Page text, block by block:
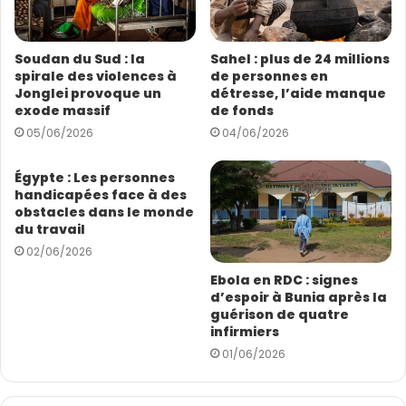
Une voix sur la scène mondiale
En 2025, Krystal a signé un essai percutant dans «Espoir
pour la vie sur notre planète : source d’inspiration pour
sept générations, un recueil international de réflexions
édité par Osvald Bjelland. Son essai, « Briser les chaînes :
Combattre les inégalités en santé publique dans la
lutte contre le paludisme », a été lancé à Londres aux
côtés de celles de personnalités telles que Dame Jane
paludisme sur les femmes et les enfants africains, et
r
e
s
s
e
E
m
a
l
Soudan du Sud : la
spirale des violences à
Jonglei provoque un
exode massif
05/06/2026
Sahel : plus de 24 millions
de personnes en
détresse, l’aide manque
de fonds
04/06/2026
Égypte : Les personnes
handicapées face à des
obstacles dans le monde
du travail
02/06/2026
Ebola en RDC : signes
d’espoir à Bunia après la
guérison de quatre
infirmiers
01/06/2026